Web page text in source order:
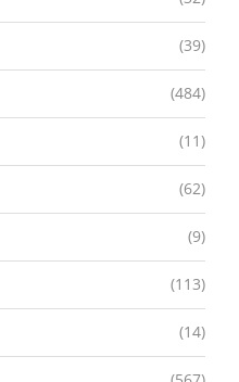
(39)
(484)
(11)
(62)
(9)
(113)
(14)